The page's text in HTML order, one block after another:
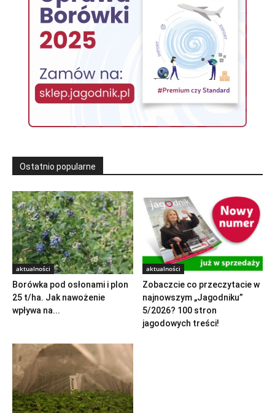
Ostatnio popularne
aktualności
Borówka pod osłonami i plon
25 t/ha. Jak nawożenie
wpływa na...
aktualności
Zobaczcie co przeczytacie w
najnowszym „Jagodniku”
5/2026? 100 stron
jagodowych treści!